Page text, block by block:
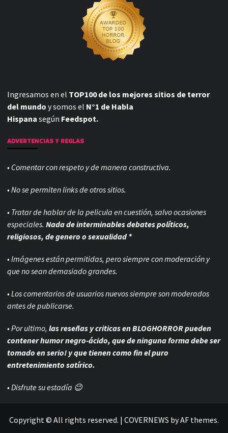
Ingresamos en el TOP100 de los mejores sitios de terror
del mundo y somos el N°1 de Habla
Hispana según Feedspot.
ADVERTENCIAS Y REGLAS
• Comentar con respeto y de manera constructiva.
• No se permiten links de otros sitios.
• Tratar de hablar de la pelicula en cuestión, salvo ocasiones
especiales. Nada de interminables debates políticos,
religiosos, de genero o sexualidad *
• Imágenes están permitidas, pero siempre conmoderación y
que no sean demasiado grandes.
• Los comentarios de usuarios nuevos siempre son moderados
antes de publicarse.
• Por ultimo, las reseñas y criticas en BLOGHORROR pueden
contener humor negro-ácido, que de ninguna forma debe ser
tomado en serio! y que tienen como fin el puro
entretenimiento satírico.
• Disfrute su estadía 😉
Copyright © All rights reserved. | COVERNEWS by AF themes.